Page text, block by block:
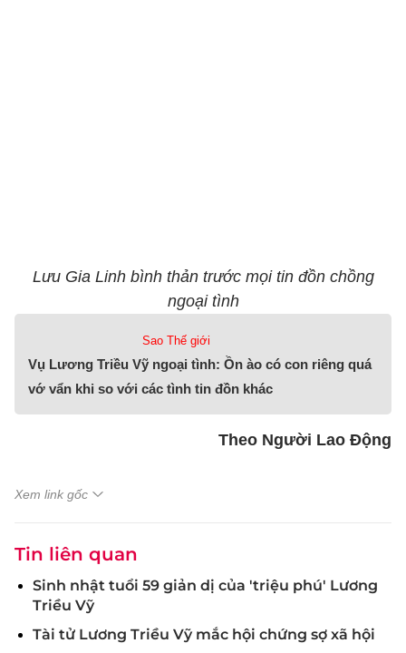
Lưu Gia Linh bình thản trước mọi tin đồn chồng
ngoại tình
Sao Thế giới
Vụ Lương Triều Vỹ ngoại tình: Ồn ào có con riêng quá
vớ vẩn khi so với các tình tin đồn khác
Theo Người Lao Động
Xem link gốc
Tin liên quan
Sinh nhật tuổi 59 giản dị của 'triệu phú' Lương
Triều Vỹ
Tài tử Lương Triều Vỹ mắc hội chứng sợ xã hội